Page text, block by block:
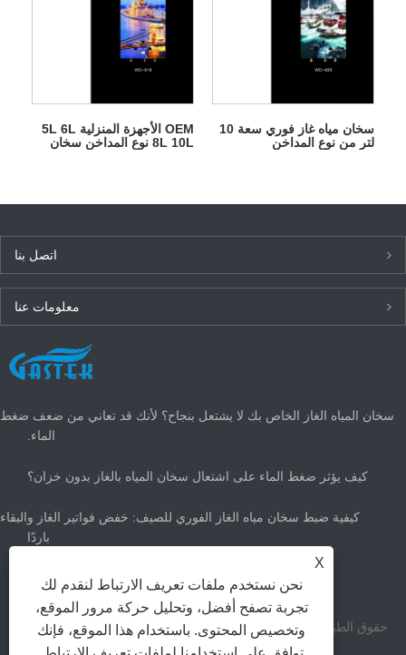
OEM الأجهزة المنزلية 5L 6L
8L 10L نوع المداخن سخان
سخان مياه غاز فوري سعة 10
لتر من نوع المداخن
اتصل بنا
معلومات عنا
أحدث الأخبار
سخان المياه الغاز الخاص بك لا يشتعل بنجاح؟ لأنك قد تعاني من ضعف ضغط
الماء.
كيف يؤثر ضغط الماء على اشتعال سخان المياه بالغاز بدون خزان؟
كيفية ضبط سخان مياه الغاز الفوري للصيف: خفض فواتير الغاز والبقاء
باردًا
ما هو حجم سخان الماء الساخن الغاز الذي تحتاجه؟
حقوق الطبع والنشر Zhongshan Gastek Home Appliance Company
X
نحن نستخدم ملفات تعريف الارتباط لنقدم لك
تجربة تصفح أفضل، وتحليل حركة مرور الموقع،
وتخصيص المحتوى. باستخدام هذا الموقع، فإنك